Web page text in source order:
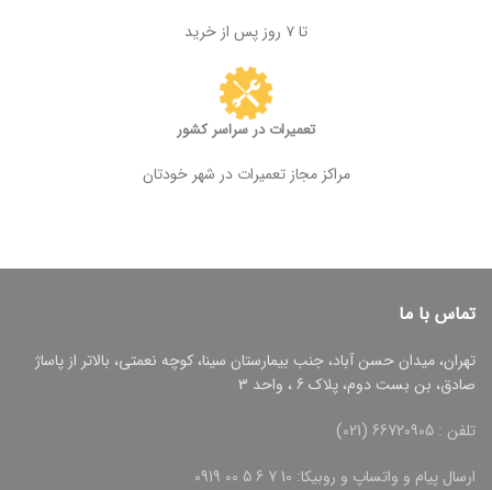
تا ۷ روز پس از خرید
تعمیرات در سراسر کشور
مراکز مجاز تعمیرات در شهر خودتان
تماس با ما
تهران، میدان حسن آباد، جنب بیمارستان سینا، کوچه نعمتی، بالاتر از پاساژ
صادق، بن بست دوم، پلاک 6 ، واحد 3
تلفن : 66720905 (021)
ارسال پیام و واتساپ و روبیکا: 10 7 6 5 00 0919